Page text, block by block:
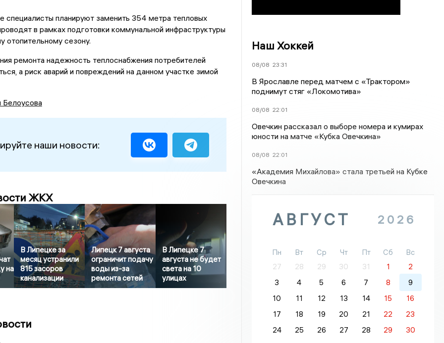
специалисты планируют заменить 354 метра тепловых
в рамках подготовки коммунальной инфраструктуры
отопительному сезону.
ремонта надежность теплоснабжения потребителей
а риск аварий и повреждений на данном участке зимой
Белоусова
наши новости:
ЖКХ
на
В Липецке за
месяц устранили
815 засоров
канализации
Липецк 7 августа
ограничит подачу
воды из-за
ремонта сетей
В Липецке 7
августа не будет
света на 10
улицах
Наш Хоккей
08/08 23:31
В Ярославле перед матчем с «Трактором»
поднимут стяг «Локомотива»
08/08 22:01
Овечкин рассказал о выборе номера и кумирах
юности на матче «Кубка Овечкина»
08/08 22:01
«Академия Михайлова» стала третьей на Кубке
Овечкина
АВГУСТ 2026
Пн Вт Ср Чт Пт Сб
Вс
27
28 29 30 31 1
2
3
4 5 6 7 8
9
10
11 12 13 14 15
16
17
18 19 20 21 22
23
24
25 26 27 28 29
30